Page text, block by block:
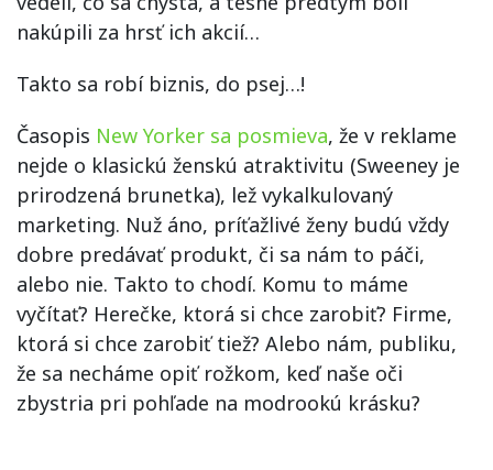
nakúpili za hrsť ich akcií…
Takto sa robí biznis, do psej…!
Časopis New Yorker sa posmieva, že v reklame
nejde o klasickú ženskú atraktivitu (Sweeney je
prirodzená brunetka), lež vykalkulovaný
marketing. Nuž áno, príťažlivé ženy budú vždy
dobre predávať produkt, či sa nám to páči,
alebo nie. Takto to chodí. Komu to máme
vyčítať? Herečke, ktorá si chce zarobiť? Firme,
ktorá si chce zarobiť tiež? Alebo nám, publiku,
že sa necháme opiť rožkom, keď naše oči
zbystria pri pohľade na modrookú krásku?